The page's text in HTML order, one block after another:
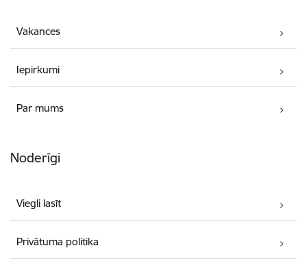
Vakances
Iepirkumi
Par mums
Noderīgi
Viegli lasīt
Privātuma politika